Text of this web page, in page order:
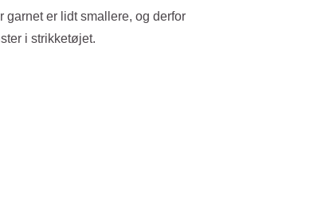
er lidt smallere, og derfor
i strikketøjet.